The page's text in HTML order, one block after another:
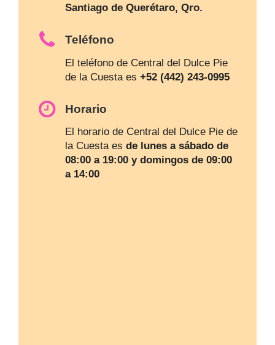
Santiago de Querétaro, Qro.
Teléfono
El teléfono de Central del Dulce Pie
de la Cuesta es +52 (442) 243-0995
Horario
El horario de Central del Dulce Pie de
la Cuesta es de lunes a sábado de
08:00 a 19:00 y domingos de 09:00
a 14:00